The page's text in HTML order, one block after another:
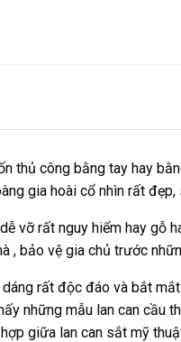
công bằng tay hay
gia hoài cổ nhìn rất
vỡ rất nguy hiểm hay gỗ
, bảo vệ gia chủ trước
rất độc đáo và bắt
những mẫu lan can cầu
giữa lan can sắt mỹ